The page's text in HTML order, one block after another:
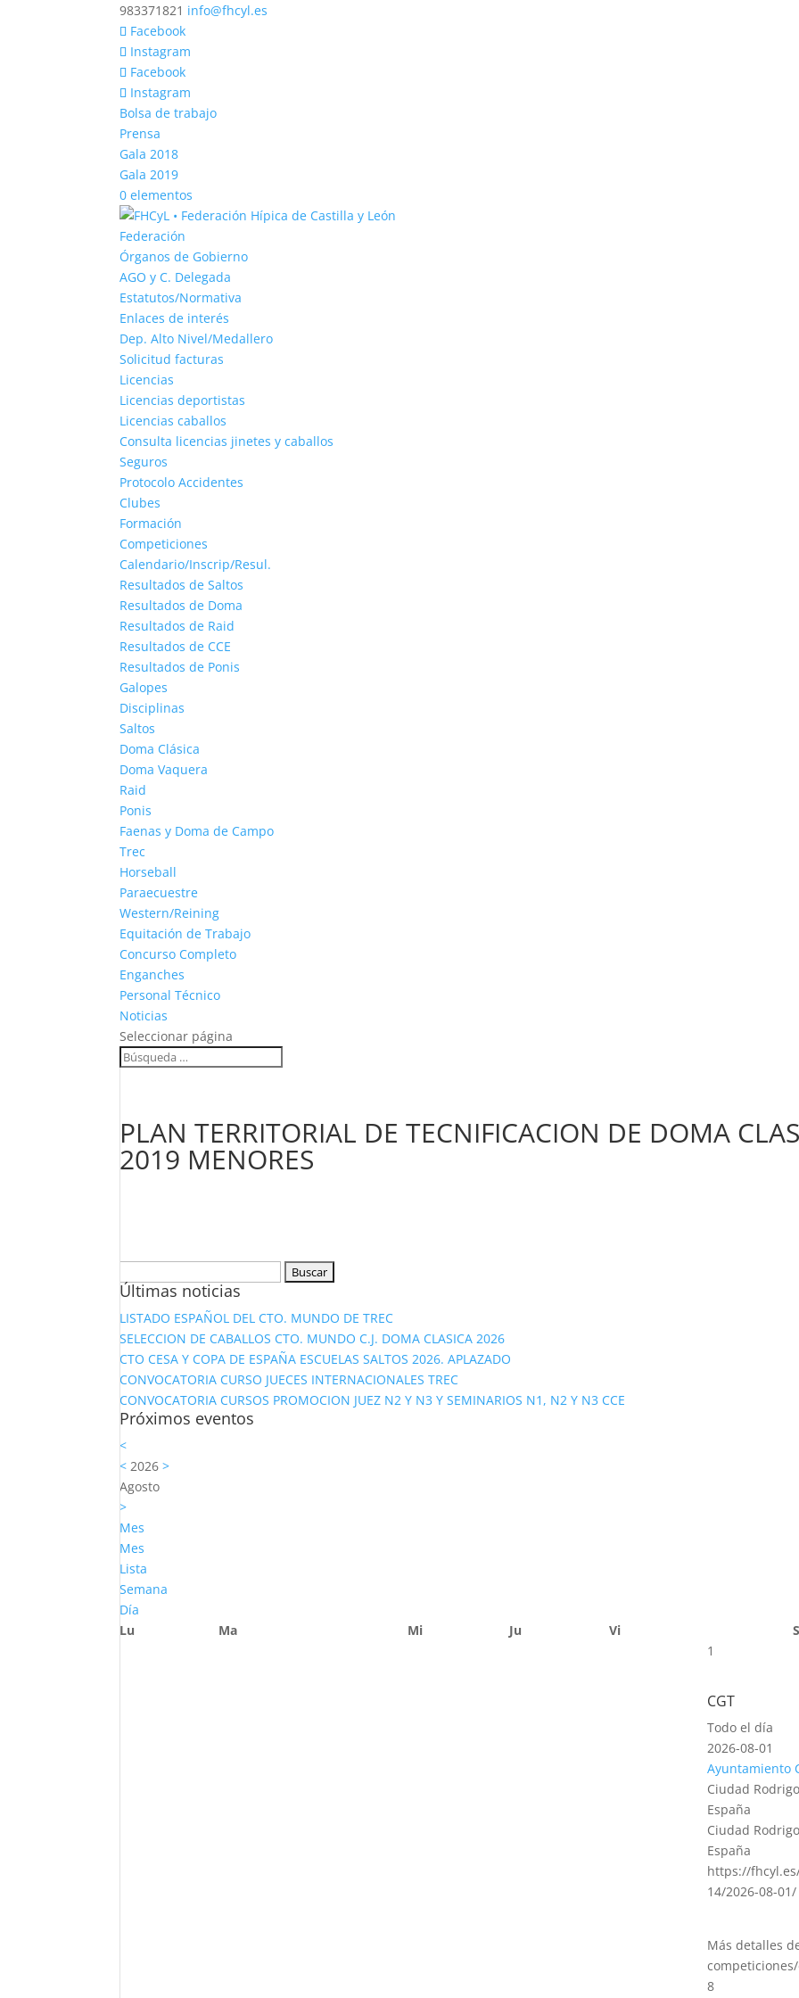
983371821 info@fhcyl.es
Facebook
Instagram
Facebook
Instagram
Bolsa de trabajo
Prensa
Gala 2018
Gala 2019
0 elementos
Federación
Órganos de Gobierno
AGO y C. Delegada
Estatutos/Normativa
Enlaces de interés
Dep. Alto Nivel/Medallero
Solicitud facturas
Licencias
Licencias deportistas
Licencias caballos
Consulta licencias jinetes y caballos
Seguros
Protocolo Accidentes
Clubes
Formación
Competiciones
Calendario/Inscrip/Resul.
Resultados de Saltos
Resultados de Doma
Resultados de Raid
Resultados de CCE
Resultados de Ponis
Galopes
Disciplinas
Saltos
Doma Clásica
Doma Vaquera
Raid
Ponis
Faenas y Doma de Campo
Trec
Horseball
Paraecuestre
Western/Reining
Equitación de Trabajo
Concurso Completo
Enganches
Personal Técnico
Noticias
Seleccionar página
PLAN TERRITORIAL DE TECNIFICACION DE DOMA
2019 MENORES
Últimas noticias
LISTADO ESPAÑOL DEL CTO. MUNDO DE TREC
SELECCION DE CABALLOS CTO. MUNDO C.J. DOMA CLASICA 2026
CTO CESA Y COPA DE ESPAÑA ESCUELAS SALTOS 2026. APLAZADO
CONVOCATORIA CURSO JUECES INTERNACIONALES TREC
CONVOCATORIA CURSOS PROMOCION JUEZ N2 Y N3 Y SEMINARIOS N1, N2 Y N3 CCE
Próximos eventos
<
< 2026>
Agosto
>
Mes
Mes
Lista
Semana
Día
Lu
Ma Mi Ju Vi
1
CGT
Todo el día
2026-08-01
Ayuntamiento
Ciudad
España
Ciudad
España
https://
14/2026-08-01/
Más detalles
8